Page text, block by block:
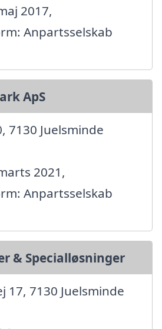
2017,
Anpartsselskab
ApS
7130 Juelsminde
2021,
Anpartsselskab
& Specialløsninger
17, 7130 Juelsminde